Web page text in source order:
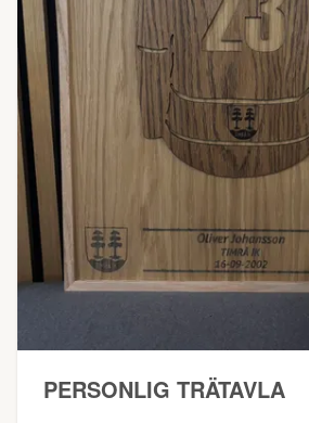
PERSONLIG TRÄTAVLA